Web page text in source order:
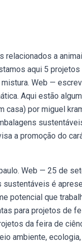
a
aqui 5
Web —
Aqui estão
por miguel
a promoção do
Web — 25 de
é
potencial que
para projetos de
da feira de
ambiente,